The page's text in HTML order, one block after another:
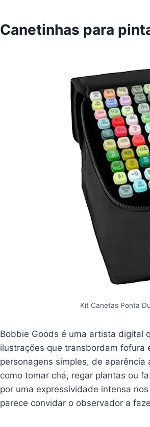
Canetinhas para
Kit Canetas Ponta
Bobbie Goods é uma artista digital
ilustrações que transbordam
personagens simples, de
como tomar chá, regar plantas ou
por uma expressividade intensa
parece convidar o observador a